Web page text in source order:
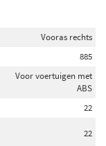
Vooras rechts
885
Voor voertuigen met
ABS
22
22